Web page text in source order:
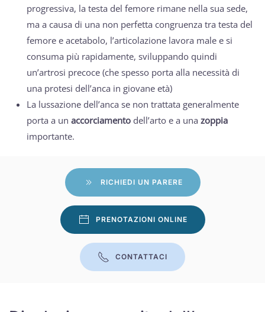
progressiva, la testa del femore rimane nella sua sede,
ma a causa di una non perfetta congruenza tra testa del
femore e acetabolo, l’articolazione lavora male e si
consuma più rapidamente, sviluppando quindi
un’artrosi precoce (che spesso porta alla necessità di
una protesi dell’anca in giovane età)
La lussazione dell’anca se non trattata generalmente
porta a un accorciamento dell’arto e a una zoppia
importante.
RICHIEDI UN PARERE
PRENOTAZIONI ONLINE
CONTATTACI